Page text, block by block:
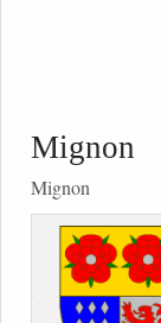
Mignon
Mignon